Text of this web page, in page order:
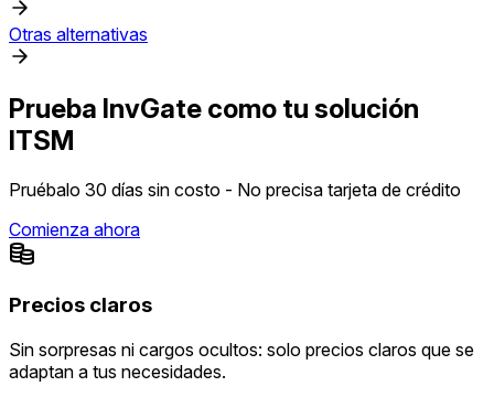
Otras alternativas
Prueba InvGate como tu solución
ITSM
Pruébalo 30 días sin costo - No precisa tarjeta de crédito
Comienza ahora
Precios claros
Sin sorpresas ni cargos ocultos: solo precios claros que se
adaptan a tus necesidades.